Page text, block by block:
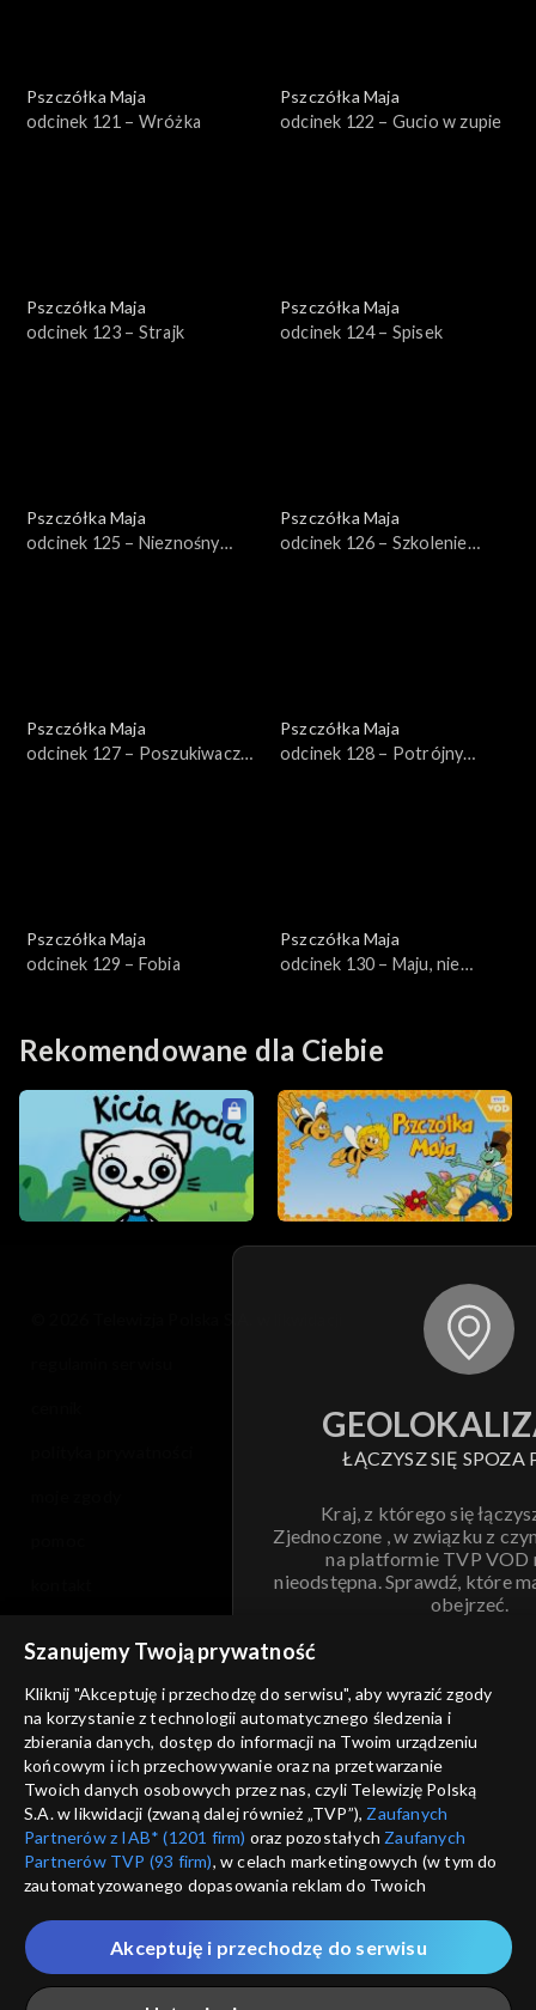
Pszczółka Maja
odcinek 121 – Wróżka
Pszczółka Maja
odcinek 122 – Gucio w zupie
Pszczółka Maja
odcinek 123 – Strajk
Pszczółka Maja
odcinek 124 – Spisek
Pszczółka Maja
odcinek 125 – Nieznośny
Pszczółka Maja
odcinek 126 – Szkolenie
Pszczółka Maja
odcinek 127 – Poszukiwacze
Pszczółka Maja
odcinek 128 – Potrójny
Pszczółka Maja
odcinek 129 – Fobia
Pszczółka Maja
odcinek 130 – Maju, nie
Rekomendowane dla Ciebie
ŁĄCZYSZ SIĘ SPOZA
Kraj, z którego się
Zjednoczone , w związku z
na platformie TVP VOD
nieodstępna. Sprawdź, które
obejrzeć.
ANULUJ
informacje o dostawcy usług
Szanujemy Twoją prywatność
Kliknij "Akceptuję i przechodzę do serwisu", aby wyrazić zgody
na korzystanie z technologii automatycznego śledzenia i
zbierania danych, dostęp do informacji na Twoim urządzeniu
końcowym i ich przechowywanie oraz na przetwarzanie
Twoich danych osobowych przez nas, czyli Telewizję Polską
S.A. w likwidacji (zwaną dalej również „TVP”), Zaufanych
Partnerów z IAB* (1201 firm) oraz pozostałych Zaufanych
Partnerów TVP (93 firm), w celach marketingowych (w tym do
zautomatyzowanego dopasowania reklam do Twoich
które wskazujemy poniżej, a także zgody na udostępnianie
przez nas identyfikatora PPID do Google.
Twoje dane osobowe zbierane podczas odwiedzania przez
Akceptuję i przechodzę do serwisu